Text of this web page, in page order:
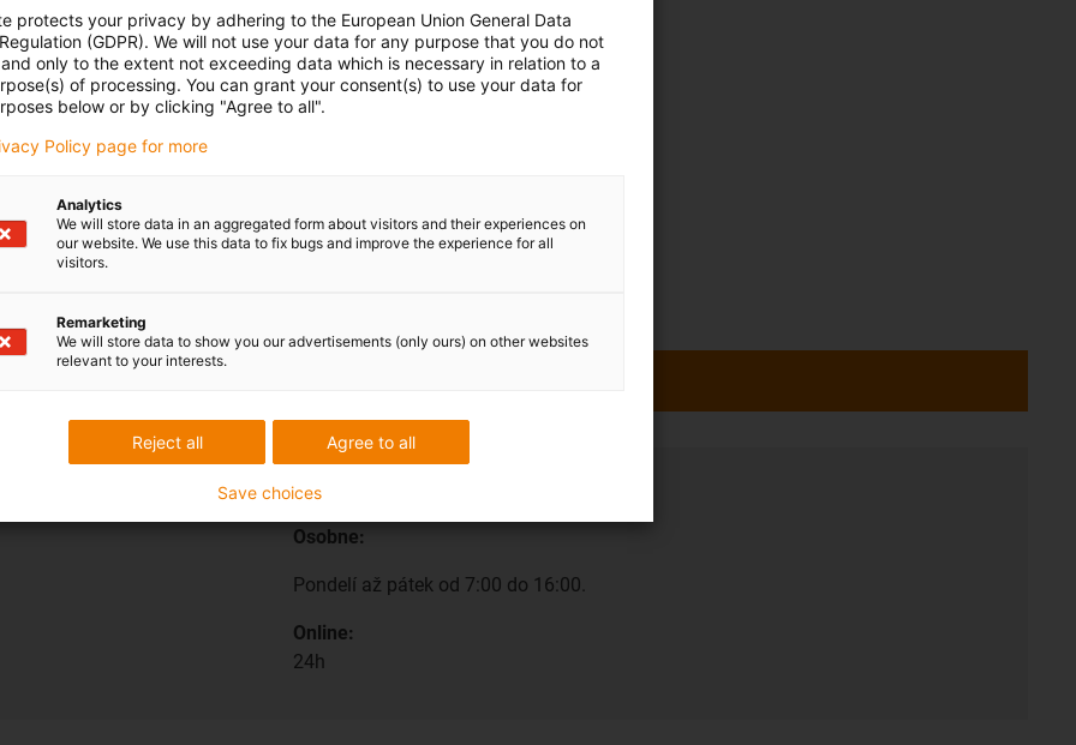
57 mm
R: 55 - 250 mmRozteč: 46
otevřít
Preprava a konzultace
Osobne:
Pondelí až pátek od 7:00 do 16:00.
Online:
24h
protects your privacy by adhering to the European Union General Data
(GDPR). We will not use your data for any purpose that you do not
only to the extent not exceeding data which is necessary in relation to a
of processing. You can grant your consent(s) to use your data for
below or by clicking "Agree to all".
Policy page for more
Analytics
We will store data in an aggregated form about visitors and their experiences on
our website. We use this data to fix bugs and improve the experience for all
visitors.
Remarketing
We will store data to show you our advertisements (only ours) on other websites
relevant to your interests.
Agree to all
Reject all
Save choices